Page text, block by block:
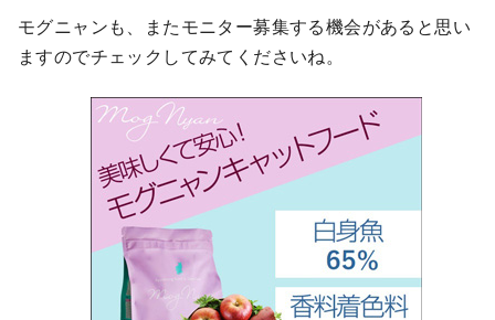
モグニャンも、またモニター募集する機会があると思い
ますのでチェックしてみてくださいね。